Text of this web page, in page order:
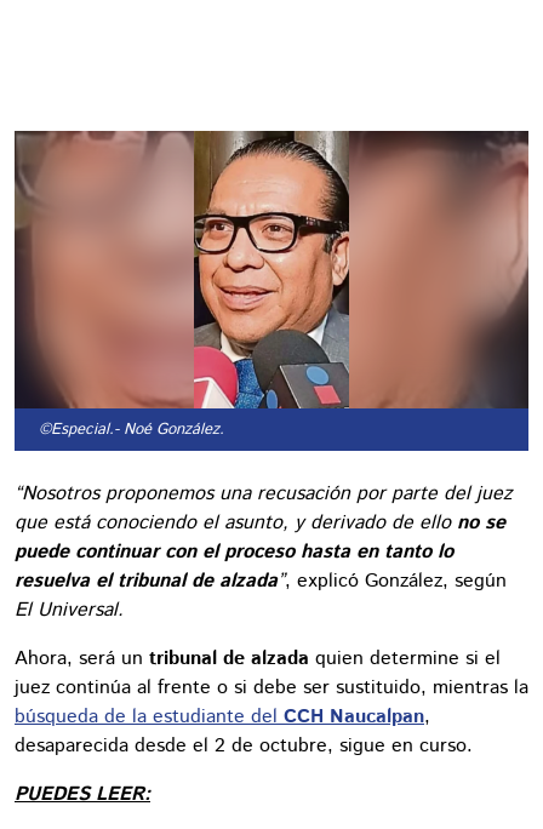
©Especial.- Noé González.
“Nosotros proponemos una recusación por parte del juez
que está conociendo el asunto, y derivado de ello no se
puede continuar con el proceso hasta en tanto lo
resuelva el tribunal de alzada”, explicó González, según
El Universal.
Ahora, será un tribunal de alzada quien determine si el
juez continúa al frente o si debe ser sustituido, mientras la
búsqueda de la estudiante delCCH Naucalpan,
desaparecida desde el 2 de octubre, sigue en curso.
PUEDES LEER: